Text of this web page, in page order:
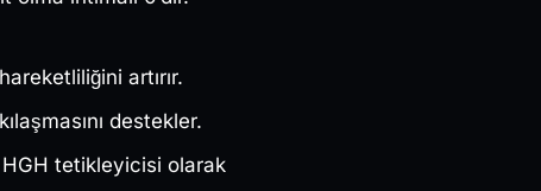
artırır.
destekler.
HGH tetikleyicisi olarak